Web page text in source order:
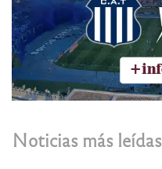
Noticias más leídas